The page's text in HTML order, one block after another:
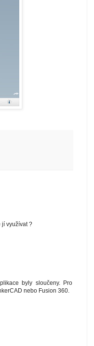
jí využívat ?
byly sloučeny. Pro
nebo Fusion 360.